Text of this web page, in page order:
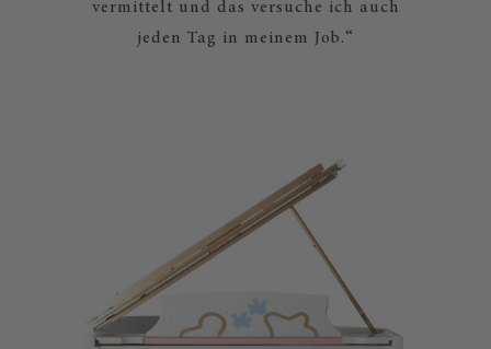
vermittelt und das versuche ich auch
jeden Tag in meinem Job.“